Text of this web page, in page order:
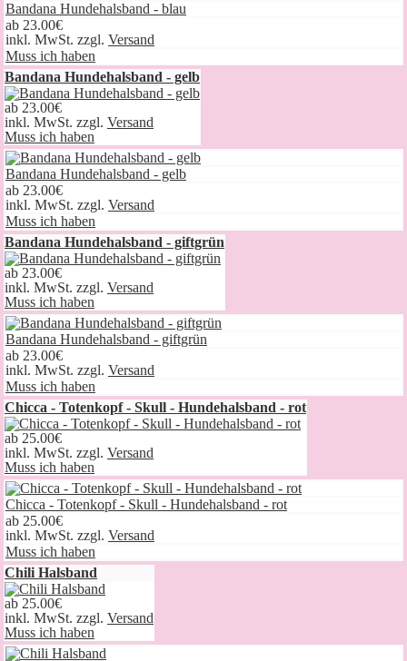
Bandana Hundehalsband - blau
ab 23.00€
inkl. MwSt. zzgl. Versand
Muss ich haben
Bandana Hundehalsband - gelb
ab 23.00€
inkl. MwSt. zzgl. Versand
Muss ich haben
Bandana Hundehalsband - gelb
ab 23.00€
inkl. MwSt. zzgl. Versand
Muss ich haben
Bandana Hundehalsband - giftgrün
ab 23.00€
inkl. MwSt. zzgl. Versand
Muss ich haben
Bandana Hundehalsband - giftgrün
ab 23.00€
inkl. MwSt. zzgl. Versand
Muss ich haben
Chicca - Totenkopf - Skull - Hundehalsband - rot
ab 25.00€
inkl. MwSt. zzgl. Versand
Muss ich haben
Chicca - Totenkopf - Skull - Hundehalsband - rot
ab 25.00€
inkl. MwSt. zzgl. Versand
Muss ich haben
Chili Halsband
ab 25.00€
inkl. MwSt. zzgl. Versand
Muss ich haben